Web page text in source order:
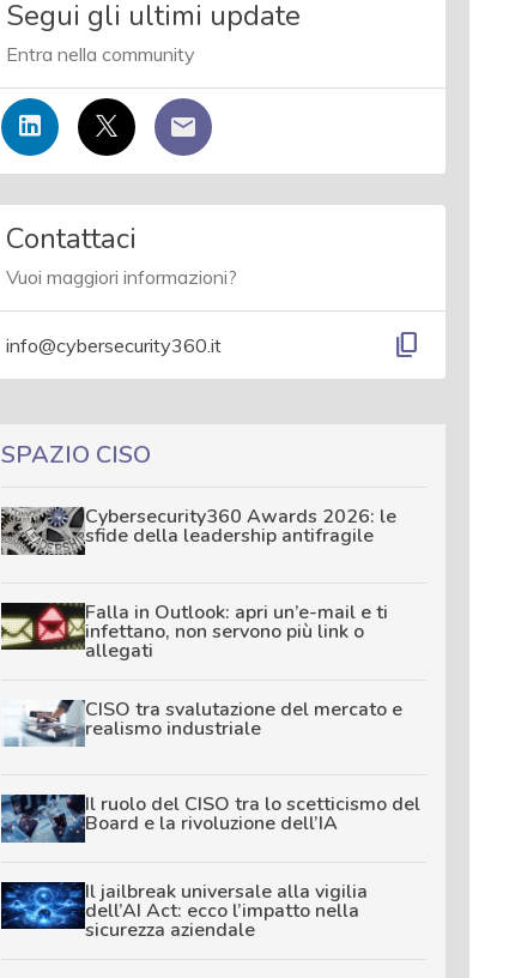
Segui gli ultimi update
Entra nella community
Contattaci
Vuoi maggiori informazioni?
info@cybersecurity360.it content_copy
SPAZIO CISO
Cybersecurity360 Awards 2026: le
sfide della leadership antifragile
Falla in Outlook: apri un’e-mail e ti
infettano, non servono più link o
allegati
CISO tra svalutazione del mercato e
realismo industriale
Il ruolo del CISO tra lo scetticismo del
Board e la rivoluzione dell’IA
Il jailbreak universale alla vigilia
dell’AI Act: ecco l’impatto nella
sicurezza aziendale